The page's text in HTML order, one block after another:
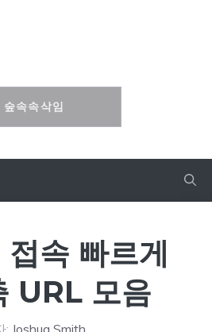
숲속속삭임
속 빠르게
URL 모음
: Joshua Smith